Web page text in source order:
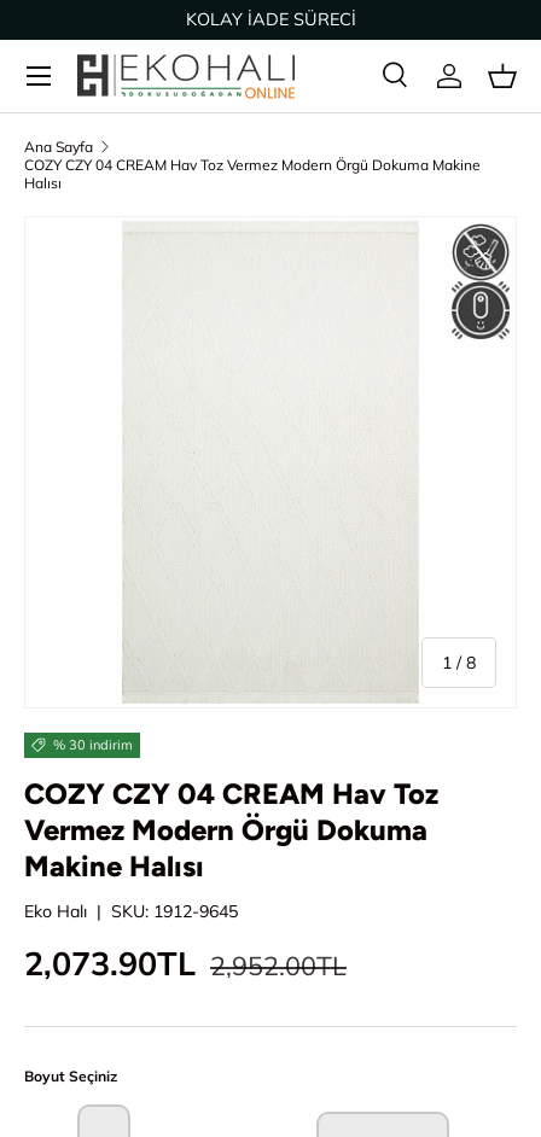
İçeriğe geç
KOLAY İADE SÜRECİ
Arama
Ürün türü
Ara Giriş Yap
Ana Sayfa
COZY CZY 04 CREAM Hav Toz Vermez Modern Örgü Dokuma Makine
Halısı
1 //8
% 30 indirim
COZY CZY 04 CREAM Hav Toz
Vermez Modern Örgü Dokuma
Makine Halısı
Eko Halı | SKU: 1912-9645
İndirimli fiyat
2,073.90TL Normal fiyat
2,952.00TL
Boyut Seçiniz